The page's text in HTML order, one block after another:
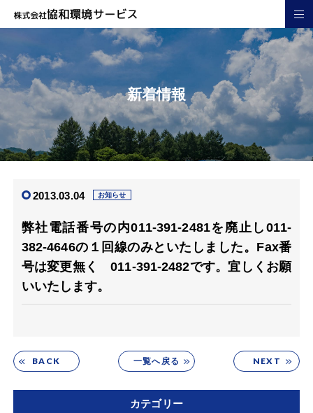
新着情報
2013.03.04 お知らせ
弊社電話番号の内011-391-2481を廃止し011-
382-4646の１回線のみといたしました。Fax番
号は変更無く 011-391-2482です。宜しくお願
いいたします。
BACK 一覧へ戻る NEXT
カテゴリー